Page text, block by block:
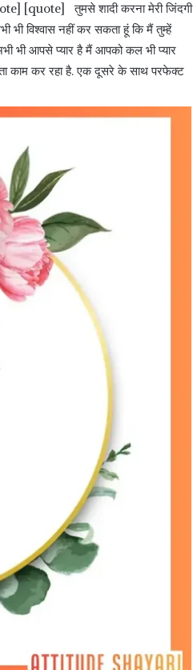
[quote] तुमसे शादी करना मेरी जिंदगी
विश्वास नहीं कर सकता हूं कि मैं तुम्हें
भी आपसे प्यार है मैं आपको कल भी प्यार
कर रहा है. एक दूसरे के साथ परफेक्ट